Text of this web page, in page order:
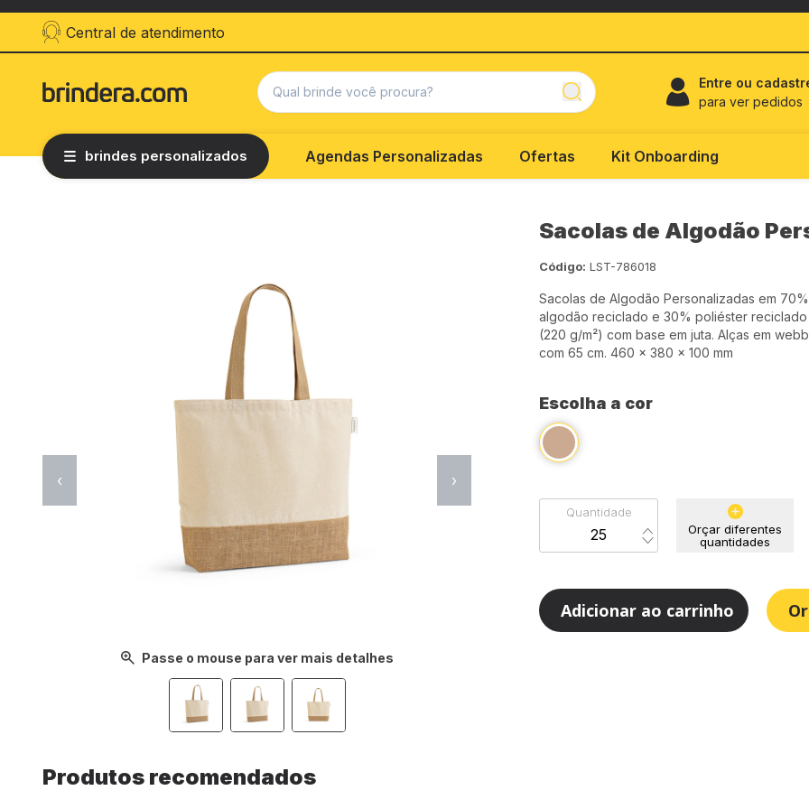
Central de atendimento
Entre ou
para ver pedidos
brindes personalizados Agendas Personalizadas Ofertas Kit Onboarding
Passe o mouse para ver mais detalhes
‹ ›
Sacolas de Algodão
Código: LST-786018
Sacolas de Algodão Personalizadas em 70%
algodão reciclado e 30% poliéster reciclado
(220 g/m²) com base em juta. Alças em
com 65 cm. 460 x 380 x 100 mm
Escolha a cor
Quantidade
Orçar diferentes
quantidades
Adicionar ao carrinho
Produtos recomendados